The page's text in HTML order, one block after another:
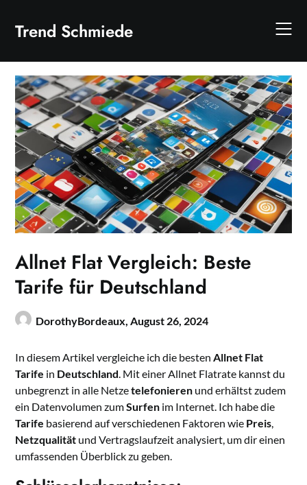
content
Trend Schmiede
Allnet Flat Vergleich: Beste
Tarife für Deutschland
DorothyBordeaux,August 26, 2024
In diesem Artikel vergleiche ich die bestenAllnet Flat
Tarife in Deutschland. Mit einer Allnet Flatrate kannst du
unbegrenzt in alle Netzetelefonieren und erhältst zudem
ein Datenvolumen zumSurfen im Internet. Ich habe die
Tarife basierend auf verschiedenen Faktoren wie Preis,
Netzqualität und Vertragslaufzeit analysiert, um dir einen
umfassenden Überblick zu geben.